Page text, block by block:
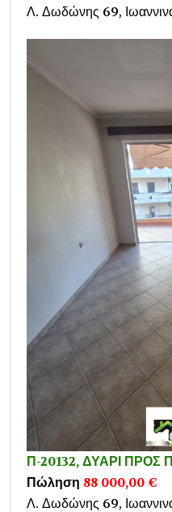
Λ. Δωδώνης 69,
Π-20132, ΔΥΑΡΙ ΠΡΟΣ
Πώληση 88 000,00 €
Λ. Δωδώνης 69,